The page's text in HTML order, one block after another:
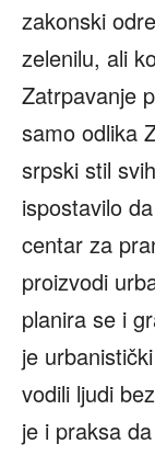
zakonski
zelenilu, ali
Zatrpavanje
samo odlika
srpski stil
ispostavilo
centar za
proizvodi
planira se i
je
vodili ljudi
je i praksa